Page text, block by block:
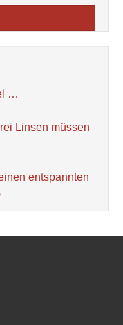
…
Linsen müssen
entspannten